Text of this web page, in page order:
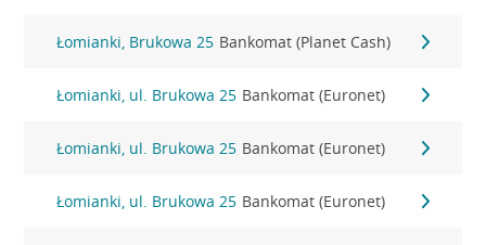
Łomianki, Brukowa 25 Bankomat (Planet Cash)
Łomianki, ul. Brukowa 25 Bankomat (Euronet)
Łomianki, ul. Brukowa 25 Bankomat (Euronet)
Łomianki, ul. Brukowa 25 Bankomat (Euronet)